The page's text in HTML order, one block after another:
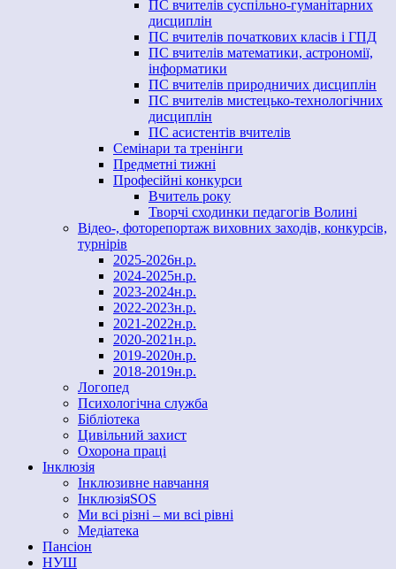
ПС вчителів суспільно-гуманітарних
дисциплін
ПС вчителів початкових класів і ГПД
ПС вчителів математики, астрономії,
інформатики
ПС вчителів природничих дисциплін
ПС вчителів мистецько-технологічних
дисциплін
ПС асистентів вчителів
Семінари та тренінги
Предметні тижні
Професійні конкурси
Вчитель року
Творчі сходинки педагогів Волині
Відео-, фоторепортаж виховних заходів, конкурсів,
турнірів
2025-2026н.р.
2024-2025н.р.
2023-2024н.р.
2022-2023н.р.
2021-2022н.р.
2020-2021н.р.
2019-2020н.р.
2018-2019н.р.
Логопед
Психологічна служба
Бібліотека
Цивільний захист
Охорона праці
Інклюзія
Інклюзивне навчання
ІнклюзіяSOS
Ми всі різні – ми всі рівні
Медіатека
Пансіон
НУШ